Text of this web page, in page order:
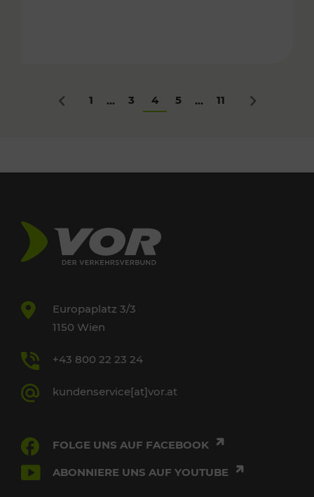
Zurück
1 ... 3 4 5 ... 11 Nächstes
Europaplatz 3/3
1150 Wien
+43 800 22 23 24
kundenservice[at]vor.at
FOLGE UNS AUF FACEBOOK
ABONNIERE UNS AUF YOUTUBE